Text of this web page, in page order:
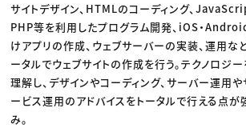
サイトデザイン、HTMLのコーディング、
PHP等を利用したプログラム開発、iOS・
けアプリの作成、ウェブサーバーの実装、運用な
ータルでウェブサイトの作成を行う。テクノロジー
理解し、デザインやコーディング、サーバー運用や
ービス運用のアドバイスをトータルで行える点が
み。